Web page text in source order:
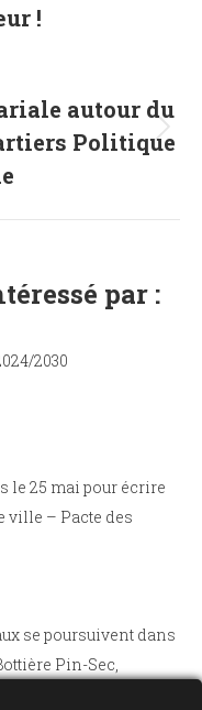
!
autour du
Politique
par :
2030
le 25 mai pour écrire
ville – Pacte des
se poursuivent dans
Pin-Sec,